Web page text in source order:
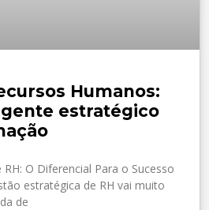
Humanos:
estratégico
O Diferencial Para o Sucesso
estratégica de RH vai muito
de